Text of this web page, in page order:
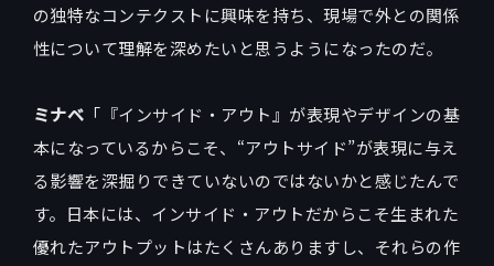
の独特なコンテクストに興味を持ち、現場で外との関係
性について理解を深めたいと思うようになったのだ。
ミナベ 「『インサイド・アウト』が表現やデザインの基
本になっているからこそ、“アウトサイド”が表現に与え
る影響を深掘りできていないのではないかと感じたんで
す。日本には、インサイド・アウトだからこそ生まれた
優れたアウトプットはたくさんありますし、それらの作